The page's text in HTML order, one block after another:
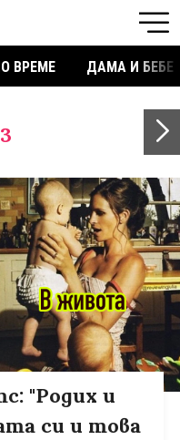
ВРЕМЕ ДАМА И БЕБЕ
"Родих и
си и това